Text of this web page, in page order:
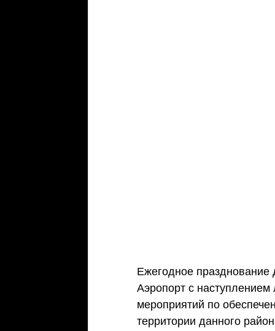
Ежегодное
Аэропорт с
мероприятий по
территории данного